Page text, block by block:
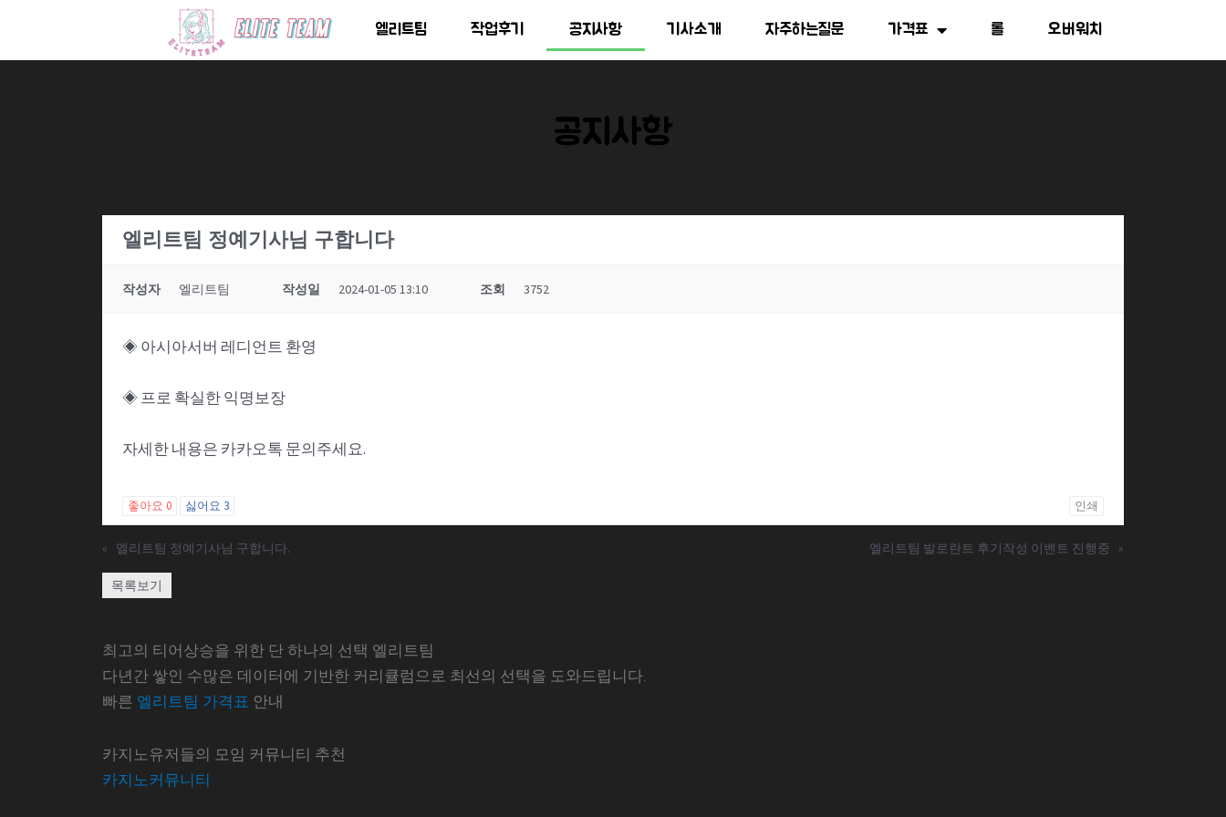
츠
엘리트팀 작업후기 공지사항 기사소개 자주하는질문 가격표 롤 오버워치
공지사항
엘리트팀 정예기사님 구합니다
작성자 엘리트팀 작성일 2024-01-05 13:10 조회 3752
◈ 아시아서버 레디언트 환영
◈ 프로 확실한 익명보장
자세한 내용은 카카오톡 문의주세요.
좋아요 0 싫어요 3 인쇄
« 엘리트팀 정예기사님 구합니다. 엘리트팀 발로란트 후기작성 이벤트 진행중 »
목록보기
최고의 티어상승을 위한 단 하나의 선택 엘리트팀
다년간 쌓인 수많은 데이터에 기반한 커리큘럼으로 최선의 선택을 도와드립니다.
빠른 엘리트팀 가격표 안내
카지노유저들의 모임 커뮤니티 추천
카지노커뮤니티